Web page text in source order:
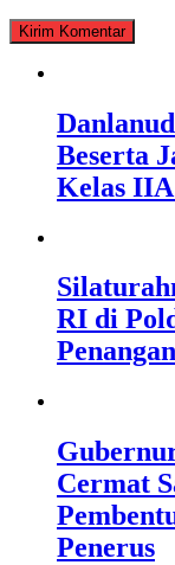
Beserta
Kelas
RI di
Cermat
Penerus